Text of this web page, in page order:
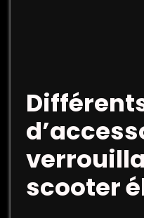
scooter